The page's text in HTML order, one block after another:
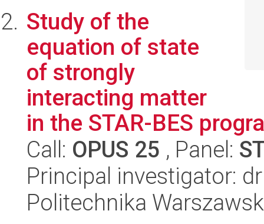
Study of the
equation of state
of strongly
interacting matter
in the STAR-BES
Call: OPUS 25 , Panel:
Principal investigator:
Politechnika